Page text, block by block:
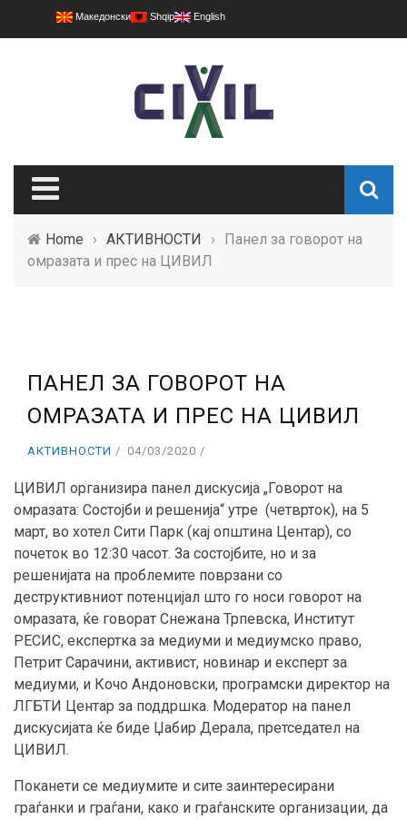
Македонски Shqip English
Home › АКТИВНОСТИ ›
Панел за говорот на
омразата и прес на ЦИВИЛ
ПАНЕЛ ЗА ГОВОРОТ НА
ОМРАЗАТА И ПРЕС НА ЦИВИЛ
АКТИВНОСТИ 04/03/2020
ЦИВИЛ организира панел дискусија „Говорот на
омразата: Состојби и решенија“ утре (четврток), на 5
март, во хотел Сити Парк (кај општина Центар), со
почеток во 12:30 часот. За состојбите, но и за
решенијата на проблемите поврзани со
деструктивниот потенцијал што го носи говорот на
омразата, ќе говорат Снежана Трпевска, Институт
РЕСИС, експертка за медиуми и медиумско право,
Петрит Сарачини, активист, новинар и експерт за
медиуми, и Кочо Андоновски, програмски директор на
ЛГБТИ Центар за поддршка. Модератор на панел
дискусијата ќе биде Џабир Дерала, претседател на
ЦИВИЛ.
Поканети се медиумите и сите заинтересирани
граѓанки и граѓани, како и граѓанските организации, да